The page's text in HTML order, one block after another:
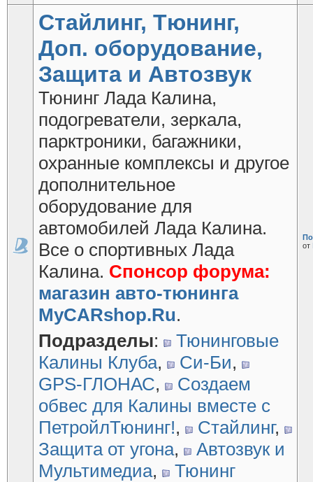
Стайлинг, Тюнинг,
Доп. оборудование,
Защита и Автозвук
Тюнинг Лада Калина,
подогреватели, зеркала,
парктроники, багажники,
охранные комплексы и другое
дополнительное
оборудование для
автомобилей Лада Калина.
Все о спортивных Лада
Калина. Спонсор форума:
магазин авто-тюнинга
MyCARshop.Ru.
Подразделы:
Тюнинговые
Калины Клуба, Си-Би,
GPS-ГЛОНАС,
Создаем
обвес для Калины вместе с
ПетройлТюнинг!, Стайлинг,
Защита от угона,
Автозвук и
Мультимедиа, Тюнинг
от